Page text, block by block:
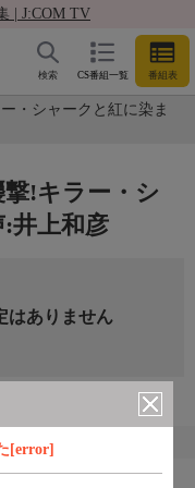
| J:COM TV
CS番組一覧 番組表
検索
・シャークと紅に染ま
[error]
!キラー・シ
井上和彦
はありません